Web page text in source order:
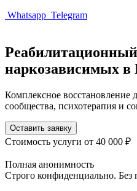
Whatsapp Telegram
наркозависимых в
Комплексное восстановление
сообщества, психотерапия и
Оставить заявку
Стоимость услуги от 40 000 ₽
Полная анонимность
Строго конфиденциально. Без